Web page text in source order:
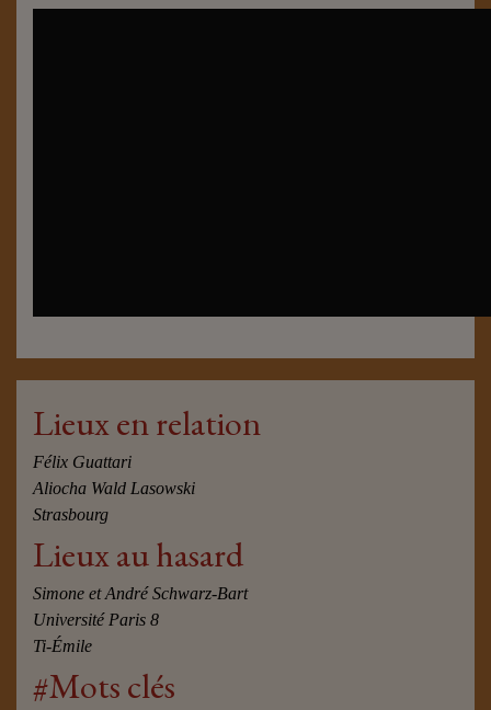
Lieux en relation
Félix Guattari
Aliocha Wald Lasowski
Strasbourg
Lieux au hasard
Simone et André Schwarz-Bart
Université Paris 8
Ti-Émile
#Mots clés